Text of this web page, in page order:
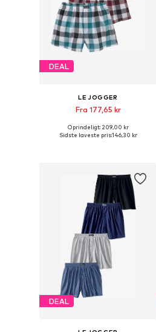
DEAL
LE JOGGER
Fra 177,65 kr
Fås i mange størrelser
Oprindeligt: 209,00 kr
Sidste laveste pris:146,30 kr
DEAL